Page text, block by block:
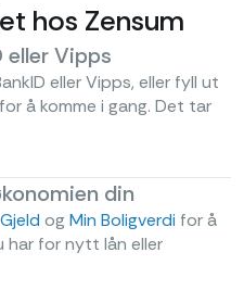
hos Zensum
eller Vipps
eller Vipps, eller fyll ut
å komme i gang. Det tar
din
og Min Boligverdi for å
har for nytt lån eller